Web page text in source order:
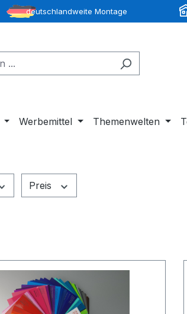
deutschlandweite Montage
Werbemittel Themenwelten
Preis